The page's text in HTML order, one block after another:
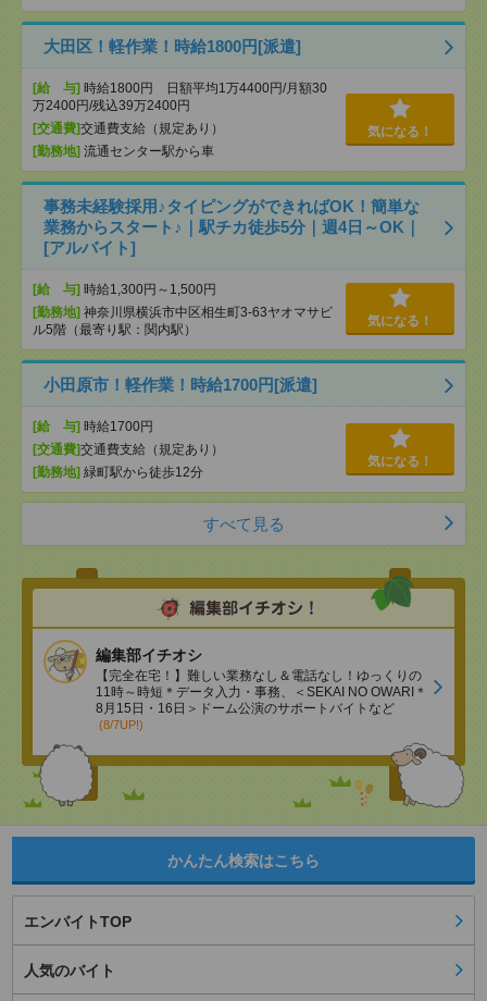
大田区！軽作業！時給1800円[派遣]
[給 与] 時給1800円 日額平均1万4400円/月額30
万2400円/残込39万2400円
[交通費]交通費支給（規定あり）
[勤務地] 流通センター駅から車
気になる！
事務未経験採用♪タイピングができればOK！簡単な
業務からスタート♪｜駅チカ徒歩5分｜週4日～OK｜
[アルバイト]
[給 与] 時給1,300円～1,500円
[勤務地] 神奈川県横浜市中区相生町3-63ヤオマサビ
ル5階（最寄り駅：関内駅）
気になる！
小田原市！軽作業！時給1700円[派遣]
[給 与] 時給1700円
[交通費]交通費支給（規定あり）
[勤務地] 緑町駅から徒歩12分
気になる！
すべて見る
編集部イチオシ
【完全在宅！】難しい業務なし＆電話なし！ゆっくりの
11時～時短＊データ入力・事務、＜SEKAI NO OWARI＊
8月15日・16日＞ドーム公演のサポートバイトなど
(8/7UP!)
かんたん検索はこちら
エンバイトTOP
人気のバイト